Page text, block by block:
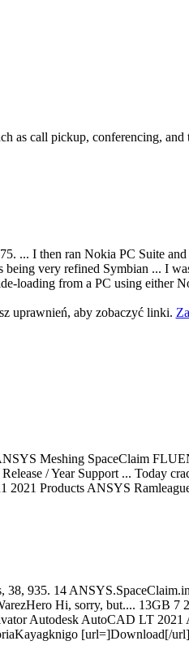
as call pickup, conferencing,
I then ran Nokia PC Suite
very refined Symbian ... I
loading from a PC using either
uprawnień, aby zobaczyć linki.
Meshing SpaceClaim
/ Year Support ... Today
Products ANSYS
935. 14
Hi, sorry, but.... 13GB 7
Autodesk AutoCAD LT
[url=]Download[/url]